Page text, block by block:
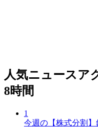
人気ニュースア
8時間
1
今週の【株式分割